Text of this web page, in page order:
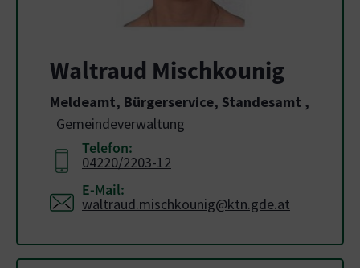
Waltraud Mischkounig
Meldeamt, Bürgerservice, Standesamt ,
Gemeindeverwaltung
Telefon:
04220/2203-12
E-Mail:
waltraud.mischkounig@ktn.gde.at